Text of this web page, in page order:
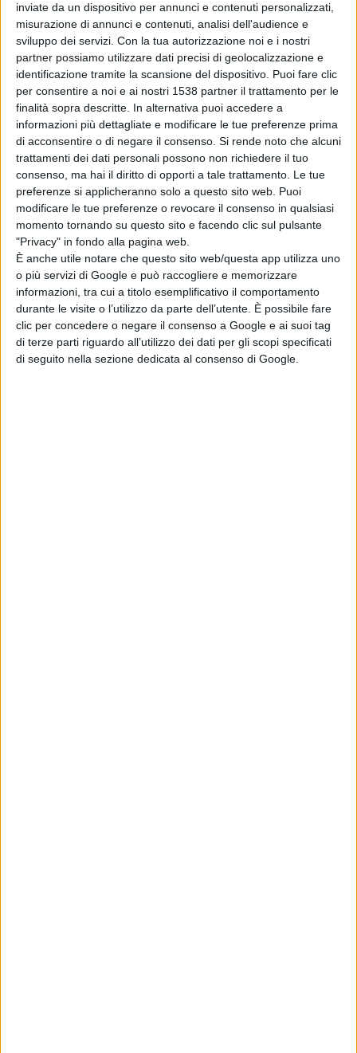
inviate da un dispositivo per annunci e contenuti personalizzati,
misurazione di annunci e contenuti, analisi dell'audience e
sviluppo dei servizi. Con la tua autorizzazione noi e i nostri
partner possiamo utilizzare dati precisi di geolocalizzazione e
identificazione tramite la scansione del dispositivo. Puoi fare clic
per consentire a noi e ai nostri 1538 partner il trattamento per le
finalità sopra descritte. In alternativa puoi accedere a
informazioni più dettagliate e modificare le tue preferenze prima
di acconsentire o di negare il consenso. Si rende noto che alcuni
trattamenti dei dati personali possono non richiedere il tuo
consenso, ma hai il diritto di opporti a tale trattamento. Le tue
preferenze si applicheranno solo a questo sito web. Puoi
modificare le tue preferenze o revocare il consenso in qualsiasi
momento tornando su questo sito e facendo clic sul pulsante
"Privacy" in fondo alla pagina web.
È anche utile notare che questo sito web/questa app utilizza uno
o più servizi di Google e può raccogliere e memorizzare
informazioni, tra cui a titolo esemplificativo il comportamento
durante le visite o l’utilizzo da parte dell’utente. È possibile fare
clic per concedere o negare il consenso a Google e ai suoi tag
di terze parti riguardo all’utilizzo dei dati per gli scopi specificati
di seguito nella sezione dedicata al consenso di Google.
ATTUALITÀ
INAUGURAZIONE CASA PER DISABILI,